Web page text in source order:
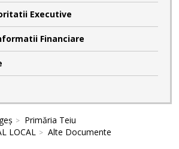
Executive
Financiare
Primăria Teiu
LOCAL
Alte Documente